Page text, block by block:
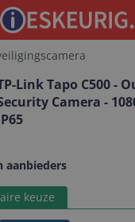
Link Tapo C500 -
Camera -
aanbieders
keuze